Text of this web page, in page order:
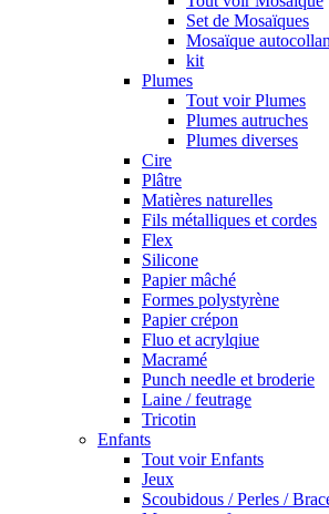
Set de Mosaïques
Mosaïque
kit
Plumes
Tout voir Plumes
Plumes autruches
Plumes diverses
Cire
Plâtre
Matières naturelles
Fils métalliques et cordes
Flex
Silicone
Papier mâché
Formes polystyrène
Papier crépon
Fluo et acrylqiue
Macramé
Punch needle et broderie
Laine / feutrage
Tricotin
Enfants
Tout voir Enfants
Jeux
Scoubidous / Perles /